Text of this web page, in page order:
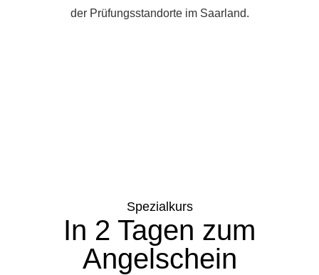
der Prüfungsstandorte im Saarland.
Spezialkurs
In 2 Tagen zum
Angelschein